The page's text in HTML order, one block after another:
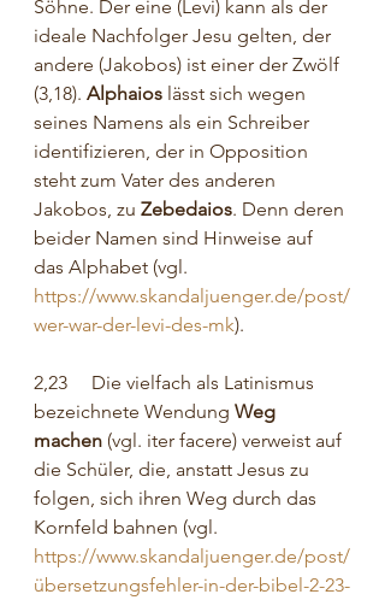
Söhne. Der eine (Levi) kann als der
ideale Nachfolger Jesu gelten, der
andere (Jakobos) ist einer der Zwölf
(3,18). Alphaios lässt sich wegen
seines Namens als ein Schreiber
identifizieren, der in Opposition
steht zum Vater des anderen
Jakobos, zu Zebedaios. Denn deren
beider Namen sind Hinweise auf
das Alphabet (vgl.
https://www.skandaljuenger.de/post/
wer-war-der-levi-des-mk).
2,23     Die vielfach als Latinismus
bezeichnete Wendung Weg
machen (vgl. iter facere) verweist auf
die Schüler, die, anstatt Jesus zu
folgen, sich ihren Weg durch das
Kornfeld bahnen (vgl.
https://www.skandaljuenger.de/post/
übersetzungsfehler-in-der-bibel-2-23-